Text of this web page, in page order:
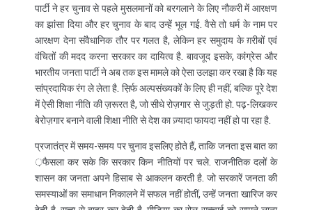
पार्टी ने हर चुनाव से पहले मुसलमानों को बरगलाने के लिए नौकरी में आरक्षण
का झांसा दिया और हर चुनाव के बाद उन्हें भूल गई. वैसे तो धर्म के नाम पर
आरक्षण देना संवैधानिक तौर पर गलत है, लेकिन हर समुदाय के ग़रीबों एवं
वंचितों की मदद करना सरकार का दायित्व है. बावजूद इसके, कांग्रेस और
भारतीय जनता पार्टी ने अब तक इस मामले को ऐसा उलझा कर रखा है कि यह
सांप्रदायिक रंग ले लेता है. स़िर्फ अल्पसंख्यकों के लिए ही नहीं, बल्कि पूरे देश
में ऐसी शिक्षा नीति की ज़रूरत है, जो सीधे रोज़गार से जुड़ती हो. पढ़-लिखकर
बेरोज़गार बनाने वाली शिक्षा नीति से देश का ज़्यादा फायदा नहीं हो पा रहा है.
प्रजातंत्र में समय-समय पर चुनाव इसलिए होते हैं, ताकि जनता इस बात का
़फैसला कर सके कि सरकार किन नीतियों पर चले. राजनीतिक दलों के
शासन का जनता अपने हिसाब से आकलन करती है. जो सरकारें जनता की
समस्याओं का समाधान निकालने में सफल नहीं होतीं, उन्हें जनता खारिज कर